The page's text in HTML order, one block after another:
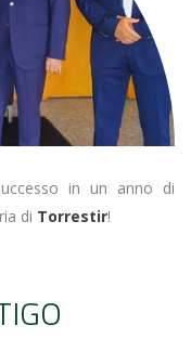
in un anno di
di Torrestir!